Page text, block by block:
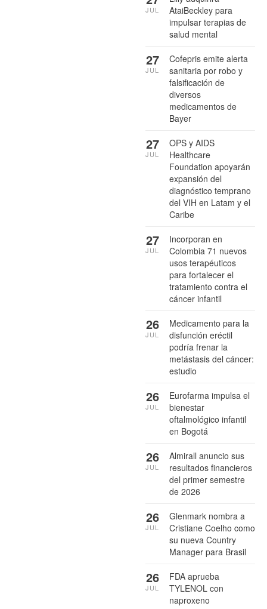
AtaiBeckley para
impulsar terapias de
salud mental
JUL
Cofepris emite alerta
sanitaria por robo y
falsificación de
diversos
medicamentos de
Bayer
27
JUL
OPS y AIDS
Healthcare
Foundation apoyarán
expansión del
diagnóstico temprano
del VIH en Latam y el
Caribe
27
JUL
Incorporan en
Colombia 71 nuevos
usos terapéuticos
para fortalecer el
tratamiento contra el
cáncer infantil
27
JUL
Medicamento para la
disfunción eréctil
podría frenar la
metástasis del cáncer:
estudio
26
JUL
Eurofarma impulsa el
bienestar
oftalmológico infantil
en Bogotá
26
JUL
Almirall anuncio sus
resultados financieros
del primer semestre
de 2026
26
JUL
Glenmark nombra a
Cristiane Coelho como
su nueva Country
Manager para Brasil
26
JUL
FDA aprueba
TYLENOL con
naproxeno
26
JUL